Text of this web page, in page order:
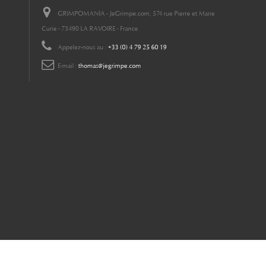
GRIMPOMANIA - JeGrimpe.com, 574 rue Pierre et Marie
Curie - 73490 LA RAVOIRE - France
Appelez-nous au : +33 (0) 4 79 25 60 19
E-mail : thomas@jegrimpe.com